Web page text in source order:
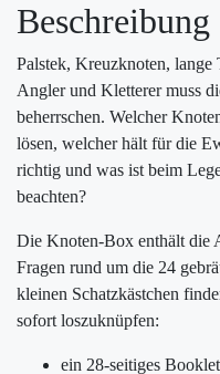
Beschreibung
Palstek, Kreuzknoten, lange
Angler und Kletterer muss
beherrschen. Welcher
lösen, welcher hält für die
richtig und was ist beim
beachten?
Die Knoten-Box enthält die
Fragen rund um die 24
kleinen Schatzkästchen
sofort loszuknüpfen:
ein 28-seitiges